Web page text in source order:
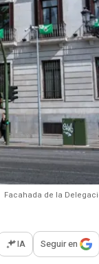
Facahada de la
opciones para
IA Seguir en